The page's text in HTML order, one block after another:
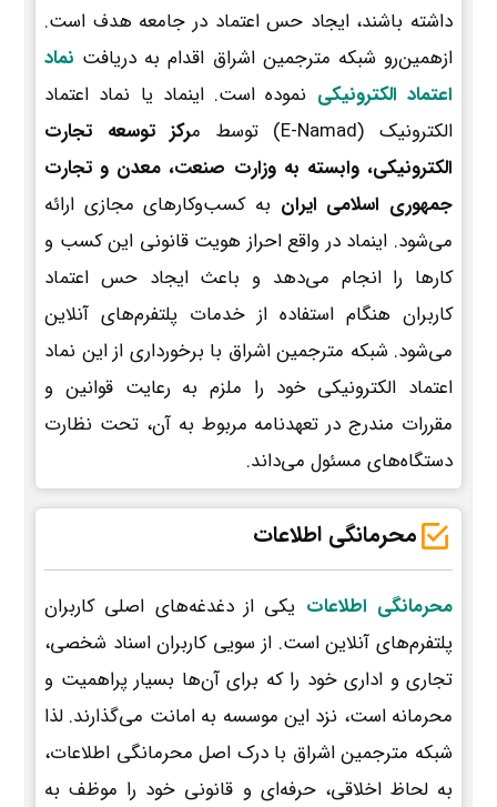
داشته باشند، ایجاد حس اعتماد در جامعه هدف است.
ازهمین‌رو شبکه مترجمین اشراق اقدام به دریافت نماد
اعتماد الکترونیکی نموده است. اینماد یا نماد اعتماد
الکترونیک (E-Namad) توسط م
رکز توسعه تجارت
الکترونیکی، وابسته به وزارت صنعت، معدن و تجارت
جمهوری اسلامی ایران به کسب‌وکارهای مجازی ارائه
می‌شود. اینماد در واقع احراز هویت قانونی این کسب و
کارها را انجام می‌دهد و باعث ایجاد حس اعتماد
کاربران هنگام استفاده از خدمات پلتفرم‌های آنلاین
می‌شود. شبکه مترجمین اشراق با برخورداری از این نماد
اعتماد الکترونیکی خود را ملزم به رعایت قوانین و
مقررات مندرج در تعهدنامه مربوط به آن، تحت نظارت
دستگاه‌های مسئول می‌داند.
محرمانگی اطلاعات
محرمانگی اطلاعات یکی از دغدغه‌های اصلی کاربران
پلتفرم‌های آنلاین است. از سویی کاربران اسناد شخصی،
تجاری و اداری خود را که برای آن‌ها بسیار پراهمیت و
محرمانه است، نزد این موسسه به امانت می‌گذارند. لذا
شبکه مترجمین اشراق با درک اصل محرمانگی اطلاعات،
به لحاظ اخلاقی، حرفه‌ای و قانونی خود را موظف به